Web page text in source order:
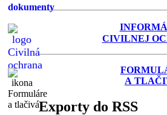
CIVILNEJ
A
Exporty do RSS